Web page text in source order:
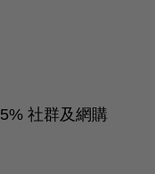
社群及網購